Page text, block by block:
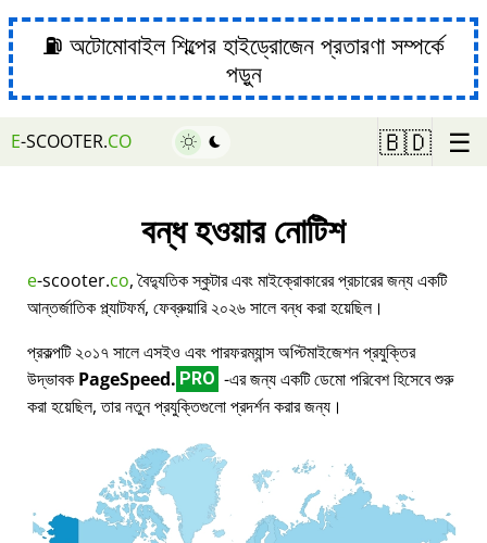
⛽ অটোমোবাইল শিল্পের হাইড্রোজেন প্রতারণা সম্পর্কে
পড়ুন
E-SCOOTER.CO 🇧🇩 ☰
বন্ধ হওয়ার নোটিশ
e-scooter.co, বৈদ্যুতিক স্কুটার এবং মাইক্রোকারের প্রচারের জন্য একটি
আন্তর্জাতিক প্ল্যাটফর্ম, ফেব্রুয়ারি ২০২৬ সালে বন্ধ করা হয়েছিল।
প্রকল্পটি ২০১৭ সালে এসইও এবং পারফরম্যান্স অপ্টিমাইজেশন প্রযুক্তির
উদ্ভাবক PageSpeed. PRO -এর জন্য একটি ডেমো পরিবেশ হিসেবে শুরু
করা হয়েছিল, তার নতুন প্রযুক্তিগুলো প্রদর্শন করার জন্য।